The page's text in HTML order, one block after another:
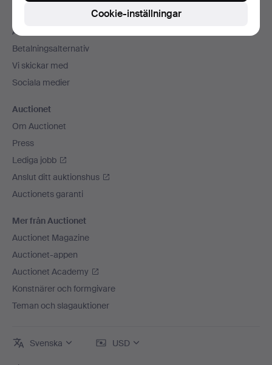
Alla auktionshus
Betalningsalternativ
Vi skickar med
Sociala medier
Auctionet
Om Auctionet
Press
Lediga jobb
Anslut ditt auktionshus
Auctionets garanti
Mer från Auctionet
Auctionet Magazine
Auctionet-appen
Auctionet Academy
Konstnärer och formgivare
Teman och slagauktioner
Svenska USD
Cookie-inställningar